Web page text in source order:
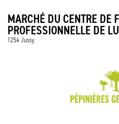
MARCHÉ DU CENTRE DE
PROFESSIONNELLE DE
1254 Jussy